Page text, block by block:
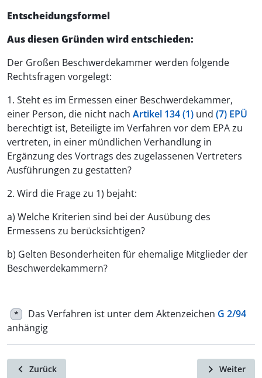
Entscheidungsformel
Aus diesen Gründen wird entschieden:
Der Großen Beschwerdekammer werden folgende
Rechtsfragen vorgelegt:
1. Steht es im Ermessen einer Beschwerdekammer,
einer Person, die nicht nach Artikel 134 (1) und (7) EPÜ
berechtigt ist, Beteiligte im Verfahren vor dem EPA zu
vertreten, in einer mündlichen Verhandlung in
Ergänzung des Vortrags des zugelassenen Vertreters
Ausführungen zu gestatten?
2. Wird die Frage zu 1) bejaht:
a) Welche Kriterien sind bei der Ausübung des
Ermessens zu berücksichtigen?
b) Gelten Besonderheiten für ehemalige Mitglieder der
Beschwerdekammern?
* Das Verfahren ist unter dem Aktenzeichen G 2/94
anhängig
Zurück Weiter